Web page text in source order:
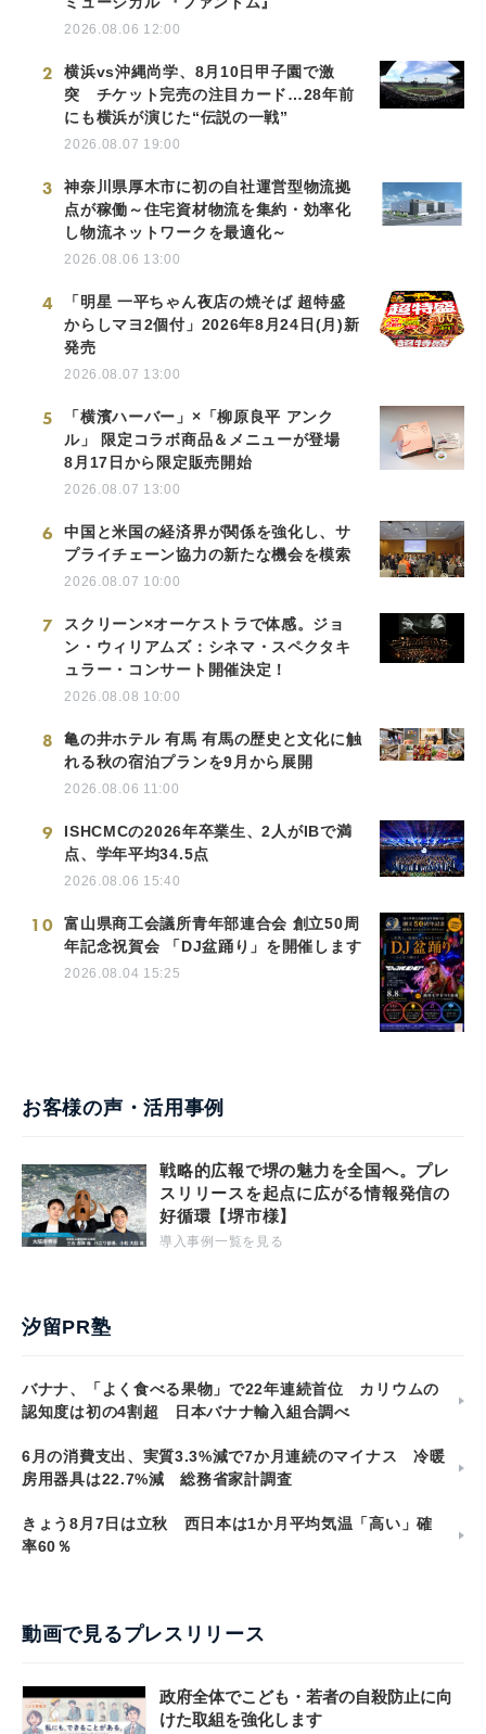
2026.08.06 12:00
2
横浜vs沖縄尚学、8月10日甲子園で激
突 チケット完売の注目カード…28年前
にも横浜が演じた“伝説の一戦”
2026.08.07 19:00
3
神奈川県厚木市に初の自社運営型物流拠
点が稼働～住宅資材物流を集約・効率化
し物流ネットワークを最適化～
2026.08.06 13:00
4
「明星 一平ちゃん夜店の焼そば 超特盛
からしマヨ2個付」2026年8月24日(月)新
発売
2026.08.07 13:00
5
「横濱ハーバー」×「柳原良平 アンク
ル」 限定コラボ商品＆メニューが登場
8月17日から限定販売開始
2026.08.07 13:00
6
中国と米国の経済界が関係を強化し、サ
プライチェーン協力の新たな機会を模索
2026.08.07 10:00
7
スクリーン×オーケストラで体感。ジョ
ン・ウィリアムズ：シネマ・スペクタキ
ュラー・コンサート開催決定！
2026.08.08 10:00
8
亀の井ホテル 有馬 有馬の歴史と文化に触
れる秋の宿泊プランを9月から展開
2026.08.06 11:00
9
ISHCMCの2026年卒業生、2人がIBで満
点、学年平均34.5点
2026.08.06 15:40
10
富山県商工会議所青年部連合会 創立50周
年記念祝賀会 「DJ盆踊り」を開催します
2026.08.04 15:25
お客様の声・活用事例
戦略的広報で堺の魅力を全国へ。プレ
スリリースを起点に広がる情報発信の
好循環【堺市様】
導入事例一覧を見る
汐留PR塾
バナナ、「よく食べる果物」で22年連続首位 カリウムの
認知度は初の4割超 日本バナナ輸入組合調べ
6月の消費支出、実質3.3%減で7か月連続のマイナス 冷暖
房用器具は22.7%減 総務省家計調査
きょう8月7日は立秋 西日本は1か月平均気温「高い」確
率60％
動画で見るプレスリリース
政府全体でこども・若者の自殺防止に向
けた取組を強化します